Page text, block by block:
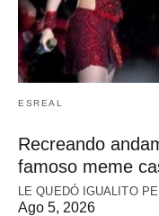
ESREAL
Recreando
famoso meme
LE QUEDÓ IGUALITO
Ago 5, 2026